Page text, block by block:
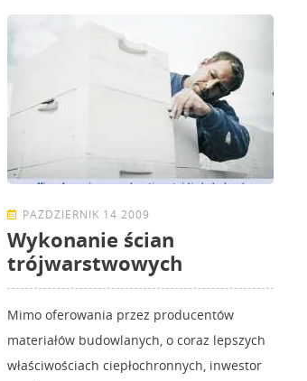
PAŹDZIERNIK 14 2009
Wykonanie ścian
trójwarstwowych
Mimo oferowania przez producentów
materiałów budowlanych, o coraz lepszych
właściwościach ciepłochronnych, inwestor